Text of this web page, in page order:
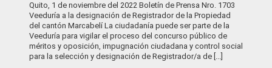
Quito, 1 de noviembre del 2022 Boletín de Prensa Nro. 1703
Veeduría a la designación de Registrador de la Propiedad
del cantón Marcabelí La ciudadanía puede ser parte de la
Veeduría para vigilar el proceso del concurso público de
méritos y oposición, impugnación ciudadana y control social
para la selección y designación de Registrador/a de [...]